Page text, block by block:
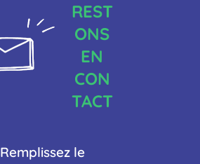
REST
ONS
EN
CON
TACT
Remplissez le